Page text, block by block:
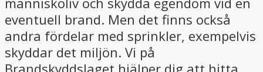
eventuell brand. Men det finns också
andra fördelar med sprinkler, exempelvis
skyddar det miljön. Vi på